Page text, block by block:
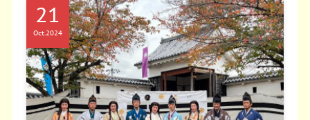
21
Oct2024